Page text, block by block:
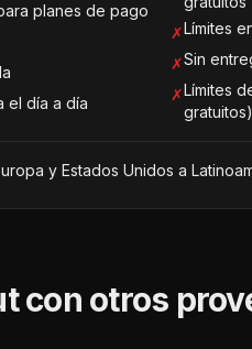
planes de pago
el día a día
✗Límites
✗Sin
✗Límites
gratuitos)
y Estados Unidos a
con otros